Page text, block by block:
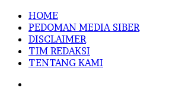
HOME
PEDOMAN MEDIA SIBER
DISCLAIMER
TIM REDAKSI
TENTANG KAMI